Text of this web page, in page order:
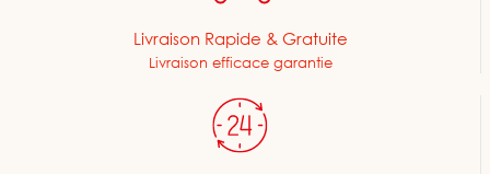
Livraison Rapide & Gratuite
Livraison efficace garantie